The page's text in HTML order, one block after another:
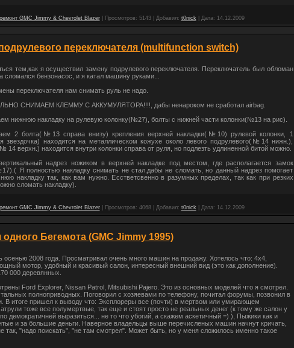
GMC Jimmy & Chevrolet Blazer| Просмотров: 5143| Добавил: t0nick| Дата: 14.12.2009
переключателя (multifunction switch)
тем,как я осуществил замену подрулевого переключателя. Переключатель был обломан
сломался бензонасос, и я катал машину руками...
переключателя нам снимать руль не надо.
СНИМАЕМ КЛЕММУ С АККУМУЛЯТОРА!!!!, дабы ненароком не сработал airbag.
нижнюю накладку на рулевую колонку(№27), болты с нижней части колонки(№13 на рис).
2 болта(№13 справа внизу) крепления верхней накладки(№10) рулевой колонки, 1
звездочка) находится на металлическом кожухе около левого подрулевого(№14 нижн.),
14 верхн.) находится внутри колонки справа от руля, но подлезть удлиненной битой можно.
надрез ножиком в верхней накладке под местом, где располагается замок
Я полностью накладку снимать не стал,дабы не сломать, но данный надрез помогает
накладку так, как вам нужно. Есстветсвенно в разумных пределах, так как при резких
сломать накладку).
GMC Jimmy & Chevrolet Blazer| Просмотров: 4068| Добавил: t0nick| Дата: 14.12.2009
одного Бегемота (GMC Jimmy 1995)
осенью 2008 года. Просматривал очень много машин на продажу. Хотелось что: 4x4,
мотор, удобный и красивый салон, интересный внешний вид (это как дополнение).
000 деревянных.
Ford Explorer, Nissan Patrol, Mitsubishi Pajero. Это из основных моделей что я смотрел.
полноприводных. Поговорил с хозяевами по телефону, почитал форумы, позвонил в
В итоге пришел к выводу что: Эксплореры все (почти) в мертвом или умирающем
тоже все полумертвые, так еще и стоят просто не реальных денег (к тому же салон у
демократичней выразиться... не то что убогий, а скажем аскетичный =) ), Пыжики как и
и за большие деньги. Наверное владельцы выше перечисленых машин начнут кричать,
так, "надо поискать", "не там смотрел". Может быть, но у меня сложилось именно такое